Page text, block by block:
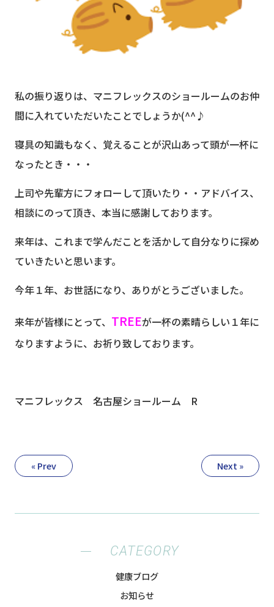
私の振り返りは、マニフレックスのショールームのお仲
間に入れていただいたことでしょうか(^^♪
寝具の知識もなく、覚えることが沢山あって頭が一杯に
なったとき・・・
上司や先輩方にフォローして頂いたり・・アドバイス、
相談にのって頂き、本当に感謝しております。
来年は、これまで学んだことを活かして自分なりに探め
ていきたいと思います。
今年１年、お世話になり、ありがとうございました。
来年が皆様にとって、 TREEが一杯の素晴らしい１年に
なりますように、お祈り致しております。
マニフレックス 名古屋ショールーム R
« Prev Next »
CATEGORY
健康ブログ
お知らせ